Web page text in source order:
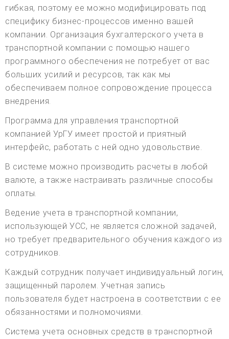
гибкая, поэтому ее можно модифицировать под
специфику бизнес-процессов именно вашей
компании. Организация бухгалтерского учета в
транспортной компании с помощью нашего
программного обеспечения не потребует от вас
больших усилий и ресурсов, так как мы
обеспечиваем полное сопровождение процесса
внедрения.
Программа для управления транспортной
компанией УрГУ имеет простой и приятный
интерфейс, работать с ней одно удовольствие.
В системе можно производить расчеты в любой
валюте, а также настраивать различные способы
оплаты.
Ведение учета в транспортной компании,
использующей УСС, не является сложной задачей,
но требует предварительного обучения каждого из
сотрудников.
Каждый сотрудник получает индивидуальный логин,
защищенный паролем. Учетная запись
пользователя будет настроена в соответствии с ее
обязанностями и полномочиями.
Система учета основных средств в транспортной